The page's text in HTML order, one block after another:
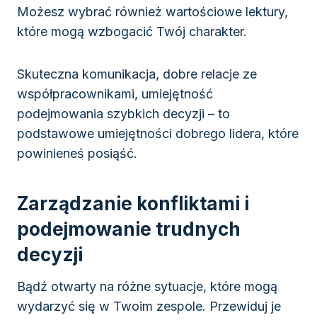
Możesz wybrać również wartościowe lektury,
które mogą wzbogacić Twój charakter.
Skuteczna komunikacja, dobre relacje ze
współpracownikami, umiejętność
podejmowania szybkich decyzji – to
podstawowe umiejętności dobrego lidera, które
powinieneś posiąść.
Zarządzanie konfliktami i
podejmowanie trudnych
decyzji
Bądź otwarty na różne sytuacje, które mogą
wydarzyć się w Twoim zespole. Przewiduj je